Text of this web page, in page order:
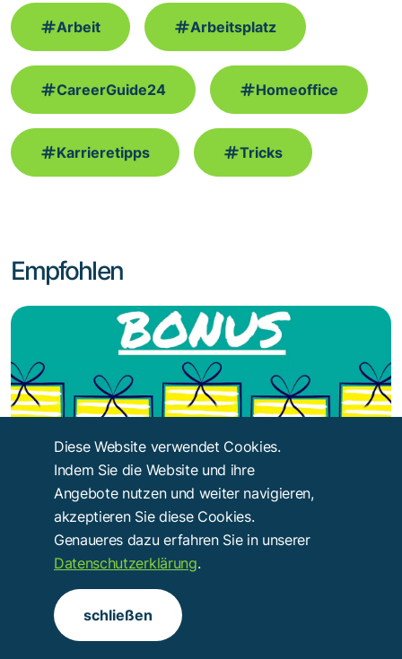
Arbeit Arbeitsplatz
CareerGuide24 Homeoffice
Karrieretipps Tricks
Empfohlen
Karriereentwicklung
Was Sind Typische Boni, Und Wie Funktionieren
Kaiser
Diese Website verwendet Cookies.
Indem Sie die Website und ihre
Angebote nutzen und weiter navigieren,
akzeptieren Sie diese Cookies.
Genaueres dazu erfahren Sie in unserer
Datenschutzerklärung.
schließen